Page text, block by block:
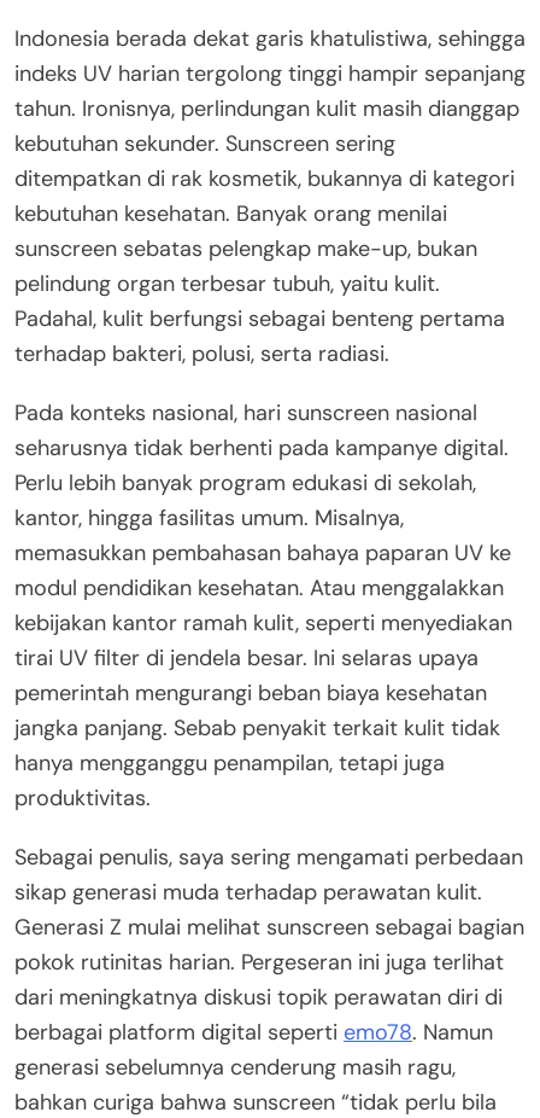
Indonesia berada dekat garis khatulistiwa, sehingga
indeks UV harian tergolong tinggi hampir sepanjang
tahun. Ironisnya, perlindungan kulit masih dianggap
kebutuhan sekunder. Sunscreen sering
ditempatkan di rak kosmetik, bukannya di kategori
kebutuhan kesehatan. Banyak orang menilai
sunscreen sebatas pelengkap make-up, bukan
pelindung organ terbesar tubuh, yaitu kulit.
Padahal, kulit berfungsi sebagai benteng pertama
terhadap bakteri, polusi, serta radiasi.
Pada konteks nasional, hari sunscreen nasional
seharusnya tidak berhenti pada kampanye digital.
Perlu lebih banyak program edukasi di sekolah,
kantor, hingga fasilitas umum. Misalnya,
memasukkan pembahasan bahaya paparan UV ke
modul pendidikan kesehatan. Atau menggalakkan
kebijakan kantor ramah kulit, seperti menyediakan
tirai UV filter di jendela besar. Ini selaras upaya
pemerintah mengurangi beban biaya kesehatan
jangka panjang. Sebab penyakit terkait kulit tidak
hanya mengganggu penampilan, tetapi juga
produktivitas.
Sebagai penulis, saya sering mengamati perbedaan
sikap generasi muda terhadap perawatan kulit.
Generasi Z mulai melihat sunscreen sebagai bagian
pokok rutinitas harian. Pergeseran ini juga terlihat
dari meningkatnya diskusi topik perawatan diri di
berbagai platform digital seperti emo78. Namun
generasi sebelumnya cenderung masih ragu,
bahkan curiga bahwa sunscreen “tidak perlu bila